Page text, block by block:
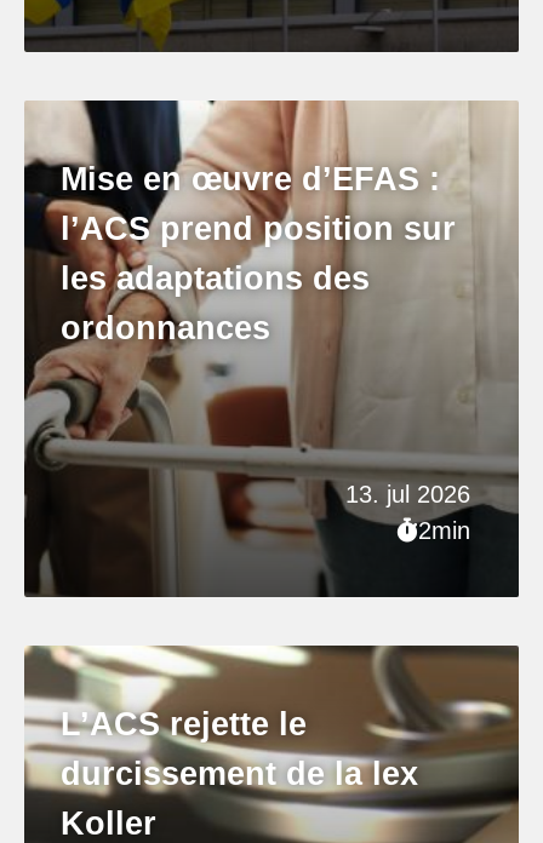
13. jul 2026
2min
Mise en œuvre d’EFAS :
l’ACS prend position sur
les adaptations des
ordonnances
L’ACS rejette le
durcissement de la lex
Koller